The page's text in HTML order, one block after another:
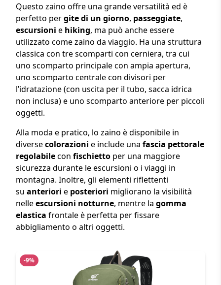
Questo zaino offre una grande versatilità ed è
perfetto pergite di un giorno, passeggiate,
escursioni e hiking, ma può anche essere
utilizzato come zaino da viaggio. Ha una struttura
classica con tre scomparti con cerniera, tra cui
uno scomparto principale con ampia apertura,
uno scomparto centrale con divisori per
l’idratazione (con uscita per il tubo, sacca idrica
non inclusa) e uno scomparto anteriore per piccoli
oggetti.
Alla moda e pratico, lo zaino è disponibile in
diversecolorazioni e include una fascia pettorale
regolabilecon fischietto per una maggiore
sicurezza durante le escursioni o i viaggi in
montagna. Inoltre, gli elementi riflettenti
su anteriori e posteriori migliorano la visibilità
nelleescursioni notturne, mentre la gomma
elastica frontale è perfetta per fissare
abbigliamento o altri oggetti.
-9%